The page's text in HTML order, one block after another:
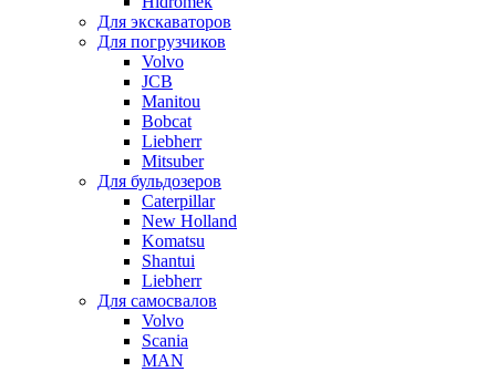
Для экскаваторов
Для погрузчиков
Volvo
JCB
Manitou
Bobcat
Liebherr
Mitsuber
Для бульдозеров
Caterpillar
New Holland
Komatsu
Shantui
Liebherr
Для самосвалов
Volvo
Scania
MAN